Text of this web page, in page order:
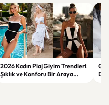
2026 Kadın Plaj Giyim Trendleri:
Şıklık ve Konforu Bir Araya